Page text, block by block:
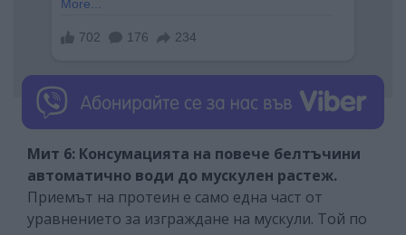
Мит 6: Консумацията на повече белтъчини
автоматично води до мускулен растеж.
Приемът на протеин е само една част от
уравнението за изграждане на мускули. Той по